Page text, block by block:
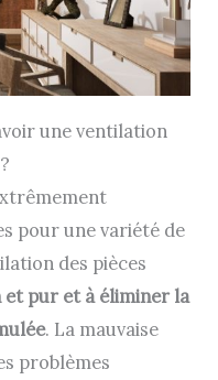
une ventilation
pour une variété de
des pièces
pur et à éliminer la
. La mauvaise
problèmes